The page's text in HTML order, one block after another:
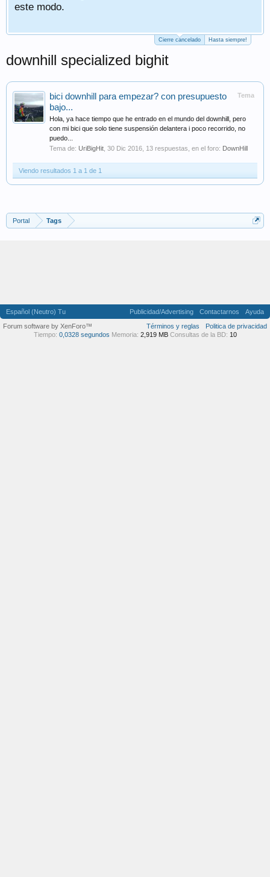
este modo.
Cierre cancelado Hasta siempre!
downhill specialized bighit
Tema
bici downhill para empezar? con presupuesto
bajo...
Hola, ya hace tiempo que he entrado en el mundo del downhill, pero
con mi bici que solo tiene suspensión delantera i poco recorrido, no
puedo...
Tema de: UriBigHit 30 Dic 2016 , 13 respuestas, en el foro: DownHill
Viendo resultados 1 a 1 de 1
Portal Tags
Español (Neutro) Tu Publicidad/Advertising Contactarnos
Ayuda
Términos y reglas
Politica de privacidad
Forum software by XenForo™
Tiempo: 0,0328 segundos Memoria: 2,919 MB Consultas de la BD: 10